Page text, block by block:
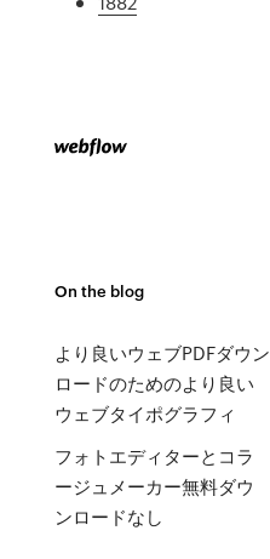
On the blog
より良いウェブPDFダウン
ロードのためのより良い
ウェブタイポグラフィ
フォトエディターとコラ
ージュメーカー無料ダウ
ンロードなし